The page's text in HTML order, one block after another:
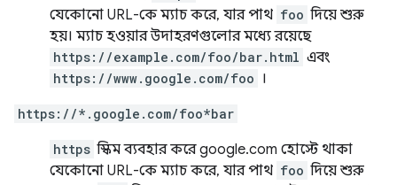
যেকোনো URL-কে ম্যাচ করে, যার পাথ foo দিয়ে শুরু
হয়। ম্যাচ হওয়ার উদাহরণগুলোর মধ্যে রয়েছে
https://example.com/foo/bar.html এবং
https://www.google.com/foo ।
https://*.google.com/foo*bar
https স্কিম ব্যবহার করে google.com হোস্টে থাকা
যেকোনো URL-কে ম্যাচ করে, যার পাথ foo দিয়ে শুরু